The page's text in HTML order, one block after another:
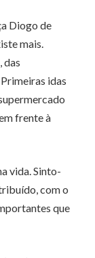
Diogo de
mais.
das
idas
frente à
vida. Sinto-
com o
que